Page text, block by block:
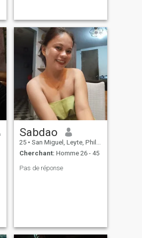
Sabdao
25 • San Miguel, Leyte, Philippines
Cherchant: Homme 26 - 45
Pas de réponse